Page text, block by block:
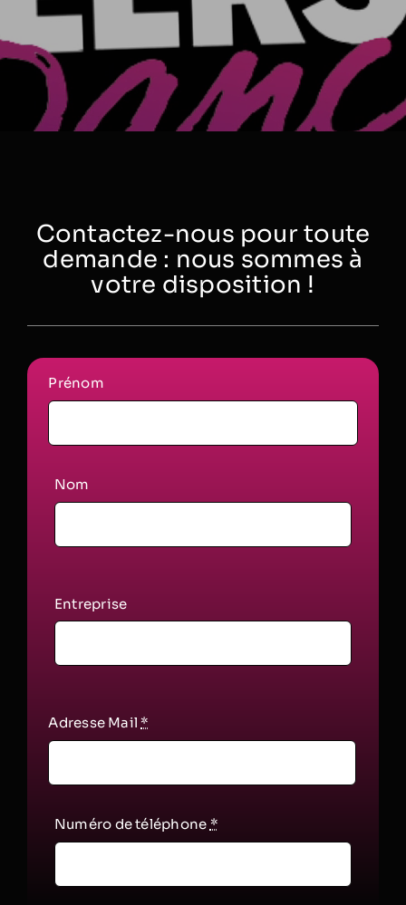
Contactez-nous pour toute
demande : nous sommes à
votre disposition !
Prénom
Nom
Entreprise
Adresse Mail *
Numéro de téléphone *